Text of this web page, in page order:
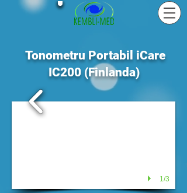
Tonometru Portabil iCare
IC200 (Finlanda)
1/3